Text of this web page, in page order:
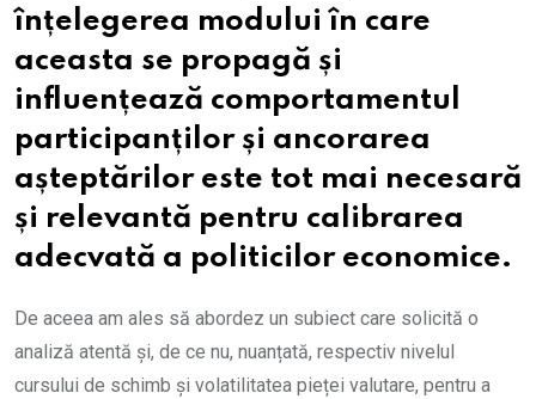
înțelegerea modului în care
aceasta se propagă și
influențează comportamentul
participanților și ancorarea
așteptărilor este tot mai necesară
și relevantă pentru calibrarea
adecvată a politicilor economice.
De aceea am ales să abordez un subiect care solicită o
analiză atentă și, de ce nu, nuanțată, respectiv nivelul
cursului de schimb și volatilitatea pieței valutare, pentru a